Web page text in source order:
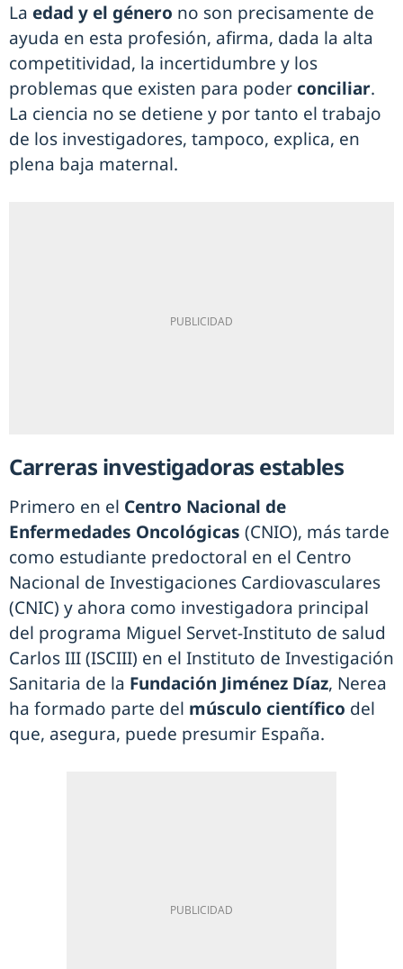
La edad y el género no son precisamente de
ayuda en esta profesión, afirma, dada la alta
competitividad, la incertidumbre y los
problemas que existen para poder conciliar.
La ciencia no se detiene y por tanto el trabajo
de los investigadores, tampoco, explica, en
plena baja maternal.
Carreras investigadoras estables
Primero en el Centro Nacional de
Enfermedades Oncológicas (CNIO), más tarde
como estudiante predoctoral en el Centro
Nacional de Investigaciones Cardiovasculares
(CNIC) y ahora como investigadora principal
del programa Miguel Servet-Instituto de salud
Carlos III (ISCIII) en el Instituto de Investigación
Sanitaria de la Fundación Jiménez Díaz, Nerea
ha formado parte del músculo científico del
que, asegura, puede presumir España.